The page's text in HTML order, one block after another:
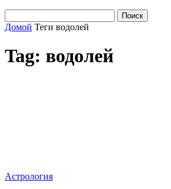
Домой Теги водолей
Tag: водолей
Астрология